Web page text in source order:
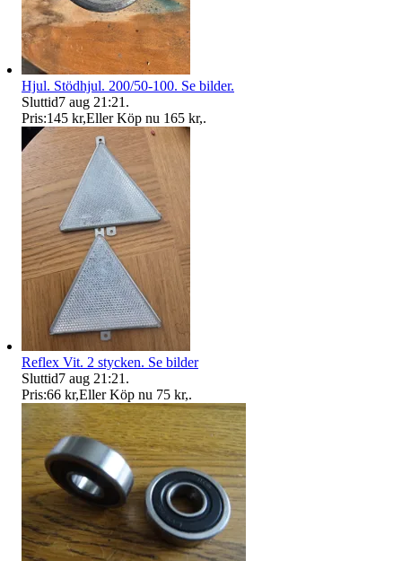
Hjul. Stödhjul. 200/50-100. Se bilder.
Sluttid7 aug 21:21 .
Pris:145 kr,Eller Köp nu 165 kr,.
Reflex Vit. 2 stycken. Se bilder
Sluttid7 aug 21:21 .
Pris:66 kr,Eller Köp nu 75 kr,.